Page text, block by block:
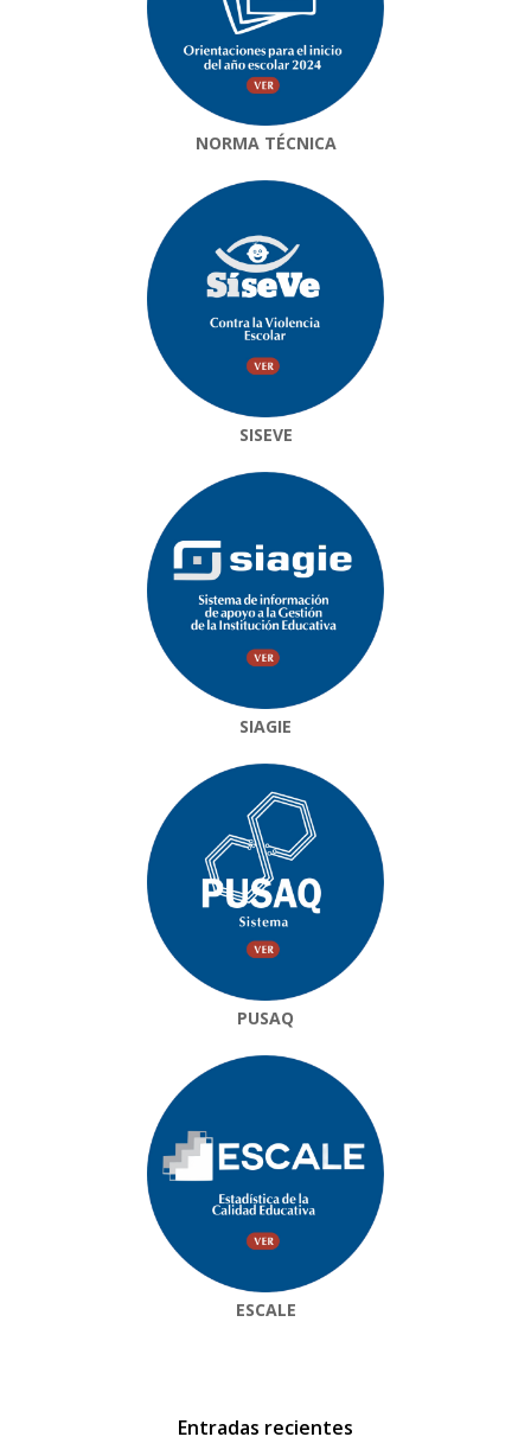
NORMA TÉCNICA
SISEVE
SIAGIE
PUSAQ
ESCALE
Entradas recientes